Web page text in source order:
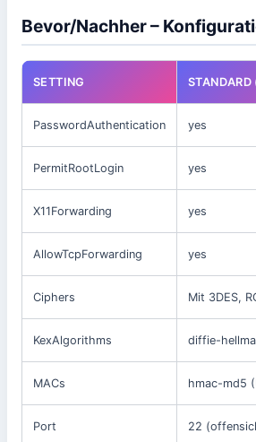
Bevor/Nachher –
SETTING STANDARD
PasswordAuthentication yes
PermitRootLogin yes
X11Forwarding yes
AllowTcpForwarding yes
Ciphers Mit 3DES,
KexAlgorithms diffie-
MACs hmac-md5
Port 22